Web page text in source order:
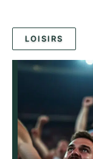
LOISIRS